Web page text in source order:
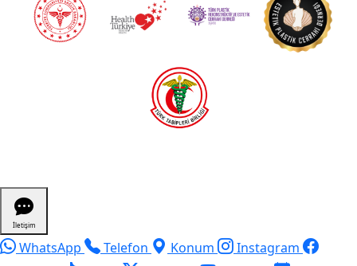
İletişim
WhatsApp Telefon Konum
Instagram